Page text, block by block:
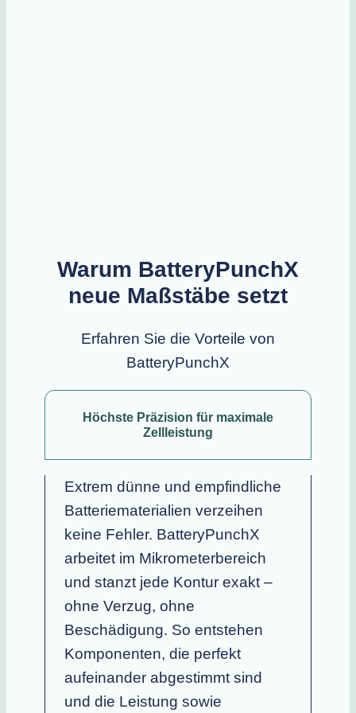
Warum BatteryPunchX
neue Maßstäbe setzt
Erfahren Sie die Vorteile von
BatteryPunchX
Höchste Präzision für maximale
Zellleistung
Extrem dünne und empfindliche
Batteriematerialien verzeihen
keine Fehler. BatteryPunchX
arbeitet im Mikrometerbereich
und stanzt jede Kontur exakt –
ohne Verzug, ohne
Beschädigung. So entstehen
Komponenten, die perfekt
aufeinander abgestimmt sind
und die Leistung sowie